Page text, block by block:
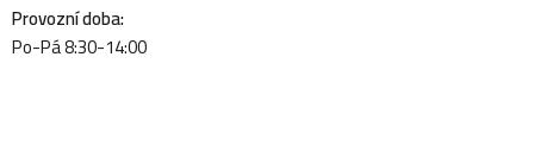
Provozní doba:
Po-Pá 8:30-14:00